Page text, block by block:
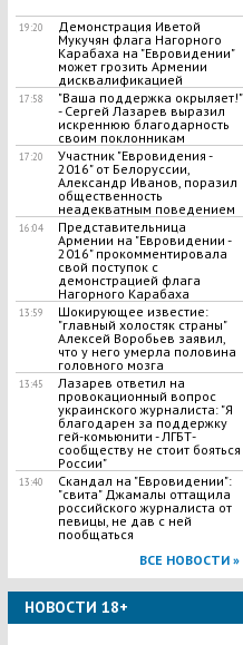
19:20
Демонстрация Иветой
Мукучян флага Нагорного
Карабаха на "Евровидении"
может грозить Армении
дисквалификацией
17:58
"Ваша поддержка окрыляет!"
- Сергей Лазарев выразил
искреннюю благодарность
своим поклонникам
17:20
Участник "Евровидения -
2016" от Белоруссии,
Александр Иванов, поразил
общественность
неадекватным поведением
16:04
Представительница
Армении на "Евровидении -
2016" прокомментировала
свой поступок с
демонстрацией флага
Нагорного Карабаха
13:59
Шокирующее известие:
"главный холостяк страны"
Алексей Воробьев заявил,
что у него умерла половина
головного мозга
13:45
Лазарев ответил на
провокационный вопрос
украинского журналиста: "Я
благодарен за поддержку
гей-комьюнити - ЛГБТ-
сообществу не стоит бояться
России"
13:40
Скандал на "Евровидении":
"свита" Джамалы оттащила
российского журналиста от
певицы, не дав с ней
пообщаться
ВСЕ НОВОСТИ »
НОВОСТИ 18+